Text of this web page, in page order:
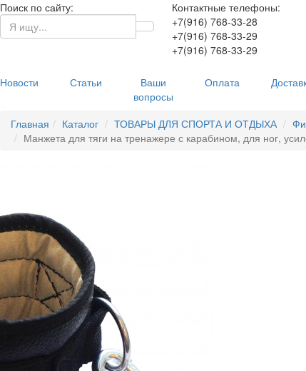
Поиск по сайту:
Контактные телефоны:
+7(916) 768-33-28
+7(916) 768-33-29
+7(916) 768-33-29
Новости Статьи
Ваши
вопросы
Оплата
Главная Каталог ТОВАРЫ ДЛЯ СПОРТА И ОТДЫХА
Манжета для тяги на тренажере с карабином, для ног,